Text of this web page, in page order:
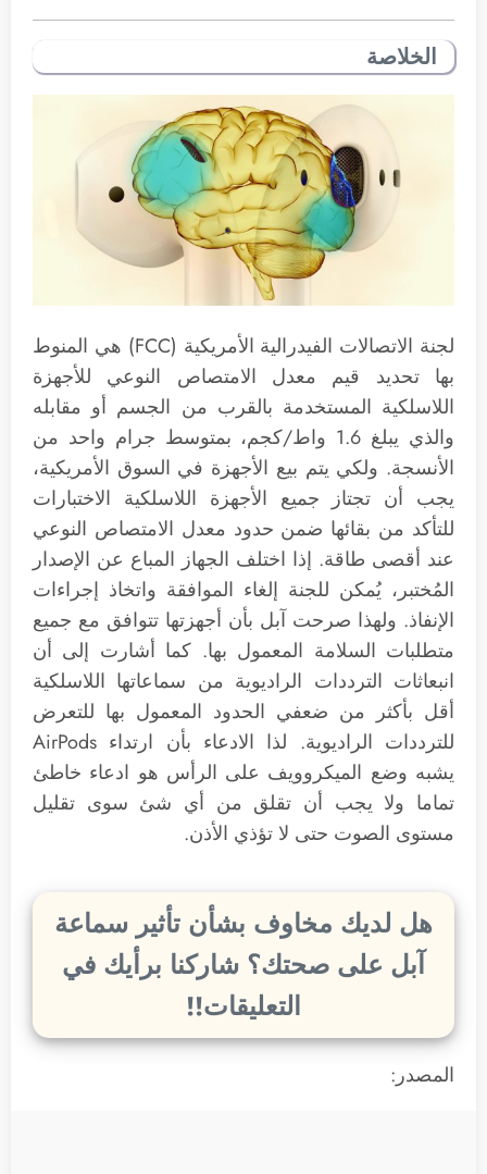
الخلاصة
لجنة الاتصالات الفيدرالية الأمريكية (FCC) هي المنوط
بها تحديد قيم معدل الامتصاص النوعي للأجهزة
اللاسلكية المستخدمة بالقرب من الجسم أو مقابله
والذي يبلغ 1.6 واط/كجم، بمتوسط ​​جرام واحد من
الأنسجة. ولكي يتم بيع الأجهزة في السوق الأمريكية،
يجب أن تجتاز جميع الأجهزة اللاسلكية الاختبارات
للتأكد من بقائها ضمن حدود معدل الامتصاص النوعي
عند أقصى طاقة. إذا اختلف الجهاز المباع عن الإصدار
المُختبر، يُمكن للجنة إلغاء الموافقة واتخاذ إجراءات
الإنفاذ. ولهذا صرحت آبل بأن أجهزتها تتوافق مع جميع
متطلبات السلامة المعمول بها. كما أشارت إلى أن
انبعاثات الترددات الراديوية من سماعاتها اللاسلكية
أقل بأكثر من ضعفي الحدود المعمول بها للتعرض
للترددات الراديوية. لذا الادعاء بأن ارتداء AirPods
يشبه وضع الميكروويف على الرأس هو ادعاء خاطئ
تماما ولا يجب أن تقلق من أي شئ سوى تقليل
مستوى الصوت حتى لا تؤذي الأذن.
هل لديك مخاوف بشأن تأثير سماعة
آبل على صحتك؟ شاركنا برأيك في
التعليقات!!
المصدر: